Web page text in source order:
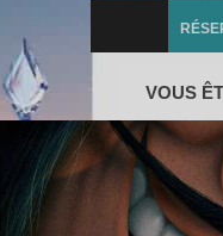
VOUS